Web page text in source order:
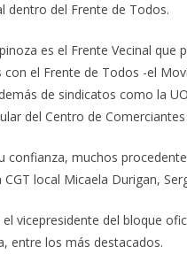
dentro del Frente de Todos.
es el Frente Vecinal que
el Frente de Todos -el
de sindicatos como la
del Centro de
confianza, muchos
local Micaela Durigan,
vicepresidente del bloque
entre los más destacados.